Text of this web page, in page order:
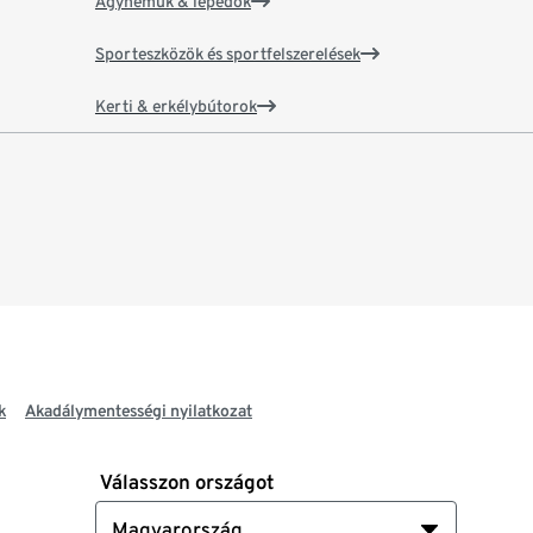
Sporteszközök és sportfelszerelések
Kerti & erkélybútorok
Akadálymentességi nyilatkozat
Válasszon országot